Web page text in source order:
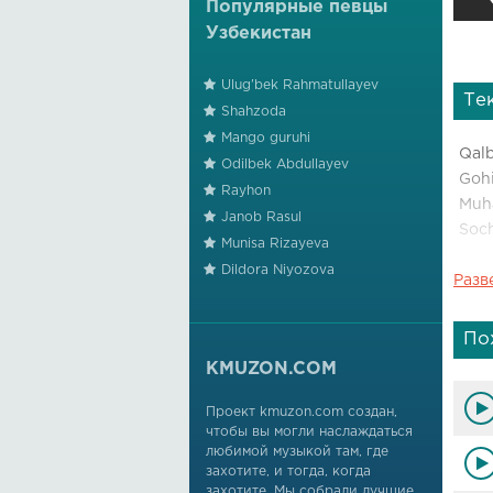
Популярные певцы
Узбекистан
Ulug'bek Rahmatullayev
Shahzoda
Mango guruhi
Odilbek Abdullayev
Rayhon
Janob Rasul
Munisa Rizayeva
Dildora Niyozova
KMUZON.COM
Проект kmuzon.com создан,
чтобы вы могли наслаждаться
любимой музыкой там, где
захотите, и тогда, когда